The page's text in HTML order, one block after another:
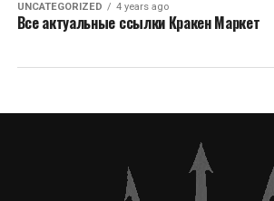
UNCATEGORIZED 4 years ago
Все актуальные ссылки Кракен Маркет